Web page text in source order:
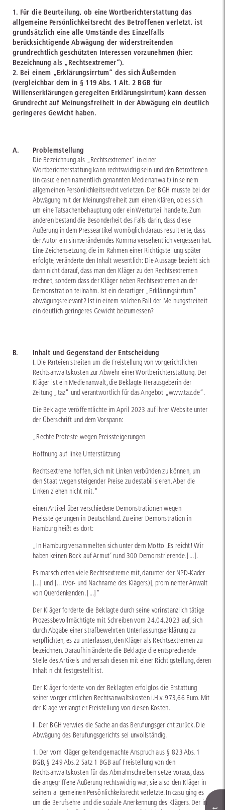
1. Für die Beurteilung, ob eine Wortberichterstattung das
allgemeine Persönlichkeitsrecht des Betroffenen verletzt, ist
grundsätzlich eine alle Umstände des Einzelfalls
berücksichtigende Abwägung der widerstreitenden
grundrechtlich geschützten Interessen vorzunehmen (hier:
Bezeichnung als „Rechtsextremer“).
2. Bei einem „Erklärungsirrtum“ des sich Äußernden
(vergleichbar dem in § 119 Abs. 1 Alt. 2 BGB für
Willenserklärungen geregelten Erklärungsirrtum) kann dessen
Grundrecht auf Meinungsfreiheit in der Abwägung ein deutlich
geringeres Gewicht haben.
A. Problemstellung
Die Bezeichnung als „Rechtsextremer“ in einer
Wortberichterstattung kann rechtswidrig sein und den Betroffenen
(in casu: einen namentlich genannten Medienanwalt) in seinem
allgemeinen Persönlichkeitsrecht verletzen. Der BGH musste bei der
Abwägung mit der Meinungsfreiheit zum einen klären, ob es sich
um eine Tatsachenbehauptung oder ein Werturteil handelte. Zum
anderen bestand die Besonderheit des Falls darin, dass diese
Äußerung in dem Presseartikel womöglich daraus resultierte, dass
der Autor ein sinnveränderndes Komma versehentlich vergessen hat.
Eine Zeichensetzung, die im Rahmen einer Richtigstellung später
erfolgte, veränderte den Inhalt wesentlich: Die Aussage bezieht sich
dann nicht darauf, dass man den Kläger zu den Rechtsextremen
rechnet, sondern dass der Kläger neben Rechtsextremen an der
Demonstration teilnahm. Ist ein derartiger „Erklärungsirrtum“
abwägungsrelevant? Ist in einem solchen Fall der Meinungsfreiheit
ein deutlich geringeres Gewicht beizumessen?
B. Inhalt und Gegenstand der Entscheidung
I. Die Parteien streiten um die Freistellung von vorgerichtlichen
Rechtsanwaltskosten zur Abwehr einer Wortberichterstattung. Der
Kläger ist ein Medienanwalt, die Beklagte Herausgeberin der
Zeitung „taz“ und verantwortlich für das Angebot „www.taz.de“.
Die Beklagte veröffentlichte im April 2023 auf ihrer Website unter
der Überschrift und dem Vorspann:
„Rechte Proteste wegen Preissteigerungen
Hoffnung auf linke Unterstützung
Rechtsextreme hoffen, sich mit Linken verbünden zu können, um
den Staat wegen steigender Preise zu destabilisieren. Aber die
Linken ziehen nicht mit.“
einen Artikel über verschiedene Demonstrationen wegen
Preissteigerungen in Deutschland. Zu einer Demonstration in
Hamburg heißt es dort:
„In Hamburg versammelten sich unter dem Motto ‚Es reicht! Wir
haben keinen Bock auf Armut‘ rund 300 Demonstrierende. [...].
Es marschierten viele Rechtsextreme mit, darunter der NPD-Kader
[...] und [... (Vor- und Nachname des Klägers)], prominenter Anwalt
von Querdenkenden. [...]“
Der Kläger forderte die Beklagte durch seine vorinstanzlich tätige
Prozessbevollmächtigte mit Schreiben vom 24.04.2023 auf, sich
durch Abgabe einer strafbewehrten Unterlassungserklärung zu
verpflichten, es zu unterlassen, den Kläger als Rechtsextremen zu
bezeichnen. Daraufhin änderte die Beklagte die entsprechende
Stelle des Artikels und versah diesen mit einer Richtigstellung, deren
Inhalt nicht festgestellt ist.
Der Kläger forderte von der Beklagten erfolglos die Erstattung
seiner vorgerichtlichen Rechtsanwaltskosten i.H.v. 973,66 Euro. Mit
der Klage verlangt er Freistellung von diesen Kosten.
II. Der BGH verwies die Sache an das Berufungsgericht zurück. Die
Abwägung des Berufungsgerichts sei unvollständig.
1. Der vom Kläger geltend gemachte Anspruch aus § 823 Abs. 1
BGB, § 249 Abs. 2 Satz 1 BGB auf Freistellung von den
Rechtsanwaltskosten für das Abmahnschreiben setze voraus, dass
die angegriffene Äußerung rechtswidrig war, sie also den Kläger in
seinem allgemeinen Persönlichkeitsrecht verletzte. In casu ging es
um die Berufsehre und die soziale Anerkennung des Klägers. Der in